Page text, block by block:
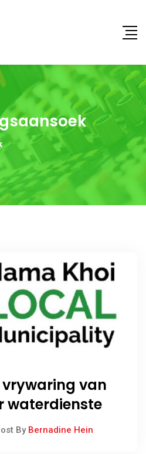
van
waterdienste
By Bernadine Hein